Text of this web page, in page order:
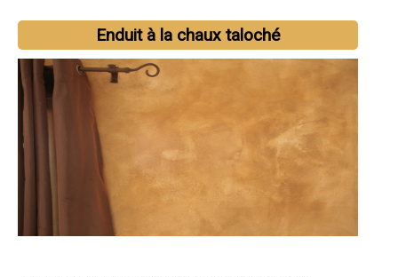
Enduit à la chaux taloché